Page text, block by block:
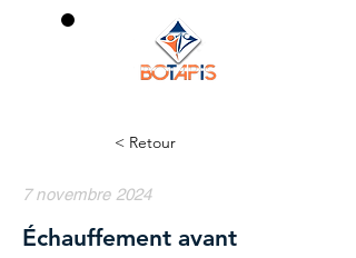
< Retour
7 novembre 2024
Échauffement avant